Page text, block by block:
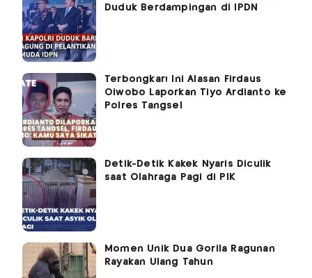
Duduk Berdampingan di IPDN
Terbongkar! Ini Alasan Firdaus
Oiwobo Laporkan Tiyo Ardianto ke
Polres Tangsel
Detik-Detik Kakek Nyaris Diculik
saat Olahraga Pagi di PIK
Momen Unik Dua Gorila Ragunan
Rayakan Ulang Tahun